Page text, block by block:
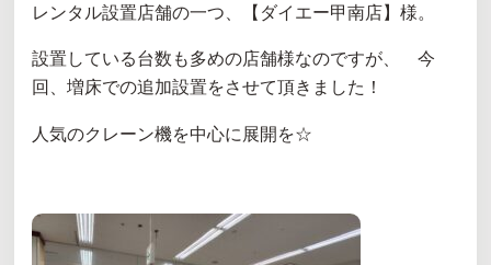
レンタル設置店舗の一つ、【ダイエー甲南店】様。
設置している台数も多めの店舗様なのですが、 今
回、増床での追加設置をさせて頂きました！
人気のクレーン機を中心に展開を☆